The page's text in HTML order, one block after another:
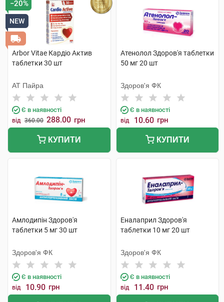
Препарати при серцевій недостатності
Препарати при стенокардії
Судинорозширювальні препарати
−20%
NEW
Arbor Vitae Кардіо Актив
таблетки 30 шт
АТ Пайра
Є в наявності
від 360.00 288.00 грн
КУПИТИ
Атенолол Здоров'я таблетки
50 мг 20 шт
Здоров'я ФК
Є в наявності
від 10.60 грн
КУПИТИ
Амлодипін Здоров'я
таблетки 5 мг 30 шт
Здоров'я ФК
Є в наявності
від 10.90 грн
Еналаприл Здоров'я
таблетки 10 мг 20 шт
Здоров'я ФК
Є в наявності
від 11.40 грн